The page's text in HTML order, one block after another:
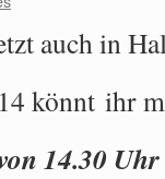
auch in
könnt ihr
14.30